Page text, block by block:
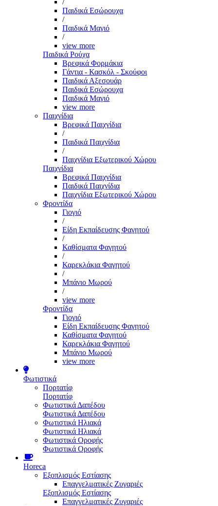
/
Παιδικά Εσώρουχα
/
Παιδικά Μαγιό
/
view more
Παιδικά Ρούχα
Βρεφικά Φορμάκια
Γάντια - Κασκόλ - Σκούφοι
Παιδικά Αξεσουάρ
Παιδικά Εσώρουχα
Παιδικά Μαγιό
view more
Παιχνίδια
Βρεφικά Παιχνίδια
/
Παιδικά Παιχνίδια
/
Παιχνίδια Εξωτερικού Χώρου
Παιχνίδια
Βρεφικά Παιχνίδια
Παιδικά Παιχνίδια
Παιχνίδια Εξωτερικού Χώρου
Φροντίδα
Γιογιό
/
Είδη Εκπαίδευσης Φαγητού
/
Καθίσματα Φαγητού
/
Καρεκλάκια Φαγητού
/
Μπάνιο Μωρού
/
view more
Φροντίδα
Γιογιό
Είδη Εκπαίδευσης Φαγητού
Καθίσματα Φαγητού
Καρεκλάκια Φαγητού
Μπάνιο Μωρού
view more
Φωτιστικά
Πορτατίφ
Πορτατίφ
Φωτιστικά Δαπέδου
Φωτιστικά Δαπέδου
Φωτιστικά Ηλιακά
Φωτιστικά Ηλιακά
Φωτιστικά Οροφής
Φωτιστικά Οροφής
Horeca
Εξοπλισμός Εστίασης
Επαγγελματικές Ζυγαριές
Εξοπλισμός Εστίασης
Επαγγελματικές Ζυγαριές